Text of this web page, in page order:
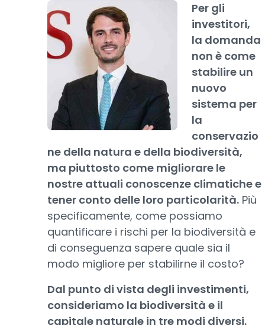
Per gli
investitori,
la domanda
non è come
stabilire un
nuovo
sistema per
la
conservazio
ne della natura e della biodiversità,
ma piuttosto come migliorare le
nostre attuali conoscenze climatiche e
tener conto delle loro particolarità. Più
specificamente, come possiamo
quantificare i rischi per la biodiversità e
di conseguenza sapere quale sia il
modo migliore per stabilirne il costo?
Dal punto di vista degli investimenti,
consideriamo la biodiversità e il
capitale naturale in tre modi diversi.